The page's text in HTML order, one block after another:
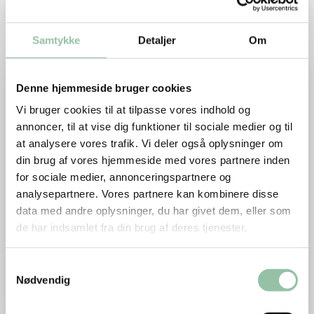
Samtykke Detaljer Om
Denne hjemmeside bruger cookies
Vi bruger cookies til at tilpasse vores indhold og
annoncer, til at vise dig funktioner til sociale medier og til
at analysere vores trafik. Vi deler også oplysninger om
din brug af vores hjemmeside med vores partnere inden
for sociale medier, annonceringspartnere og
analysepartnere. Vores partnere kan kombinere disse
data med andre oplysninger, du har givet dem, eller som
de har indsamlet fra din brug af deres tjenester.
Nødvendig
Læs mere om I køkkenet med børn
I køkkenet med børn
Tag børn med i køkkenet. Jo før jo bedre, lad
dem begynde i det små og lad det være sjovt,
lyder rådene fra vores ernæringsekspert.